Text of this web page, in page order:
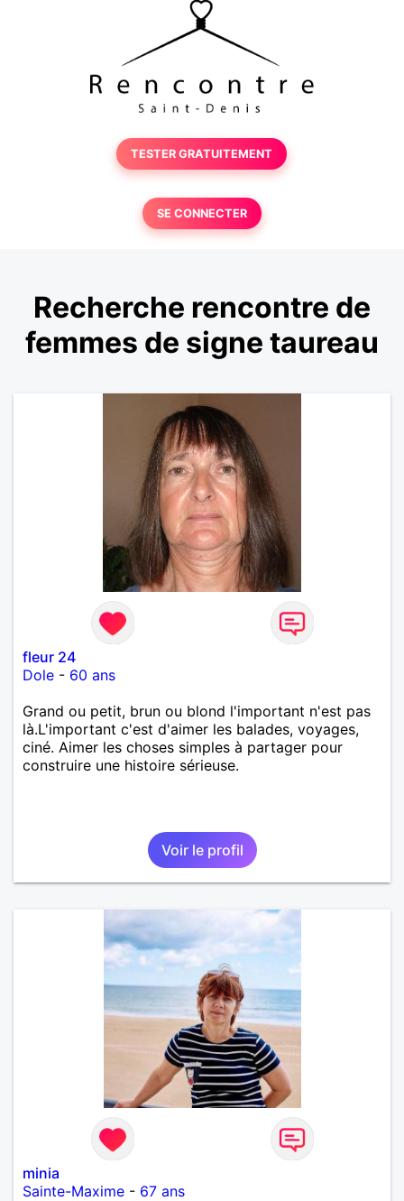
TESTER GRATUITEMENT
SE CONNECTER
Recherche rencontre de
femmes de signe taureau
fleur 24
Dole - 60 ans
Grand ou petit, brun ou blond l'important n'est pas
là.L'important c'est d'aimer les balades, voyages,
ciné. Aimer les choses simples à partager pour
construire une histoire sérieuse.
Voir le profil
minia
Sainte-Maxime - 67 ans